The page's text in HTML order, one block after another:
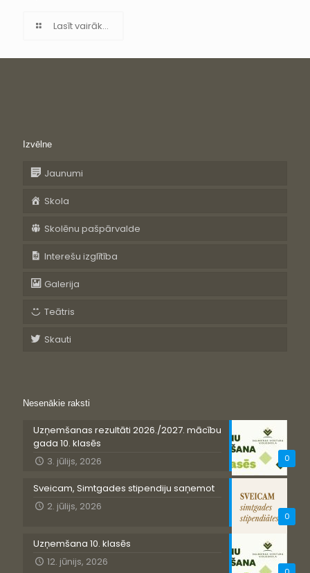
Lasīt vairāk...
Izvēlne
Jaunumi
Skola
Skolēnu pašpārvalde
Interešu izglītība
Galerija
Teātris
Skauti
Nesenākie raksti
0
Uzņemšanas rezultāti 2026./2027. mācību
gada 10. klasēs
3. jūlijs, 2026
0
Sveicam, Simtgades stipendiju saņemot
2. jūlijs, 2026
Uzņemšana 10. klasēs
12. jūnijs, 2026